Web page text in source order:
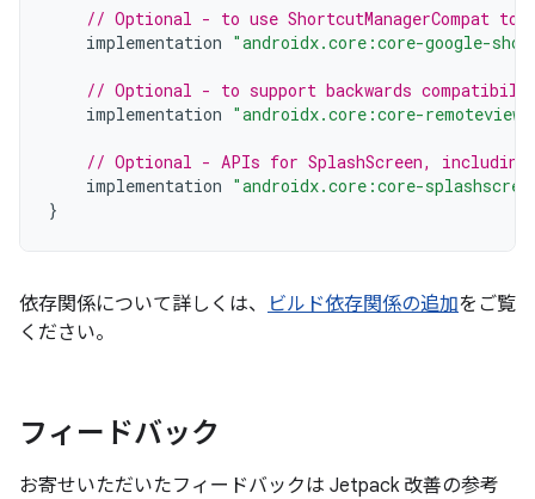
// Optional - to use ShortcutManagerCompat to
implementation "androidx.core:core-google-
// Optional - to support backwards
implementation "androidx.core:core-
// Optional - APIs for SplashScreen,
implementation "androidx.core:core-
}
依存関係について詳しくは、 ビルド依存関係の追加をご覧
ください。
フィードバック
お寄せいただいたフィードバックは Jetpack 改善の参考